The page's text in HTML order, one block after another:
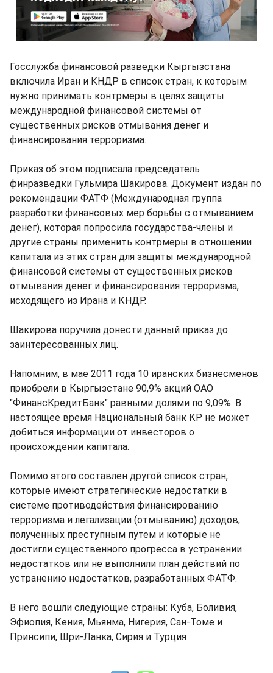
Госслужба финансовой разведки Кыргызстана
включила Иран и КНДР в список стран, к которым
нужно принимать контрмеры в целях защиты
международной финансовой системы от
существенных рисков отмывания денег и
финансирования терроризма.
Приказ об этом подписала председатель
финразведки Гульмира Шакирова. Документ издан по
рекомендации ФАТФ (Международная группа
разработки финансовых мер борьбы с отмыванием
денег), которая попросила государства-члены и
другие страны применить контрмеры в отношении
капитала из этих стран для защиты международной
финансовой системы от существенных рисков
отмывания денег и финансирования терроризма,
исходящего из Ирана и КНДР.
Шакирова поручила донести данный приказ до
заинтересованных лиц.
Напомним, в мае 2011 года 10 иранских бизнесменов
приобрели в Кыргызстане 90,9% акций ОАО
"ФинансКредитБанк" равными долями по 9,09%. В
настоящее время Национальный банк КР не может
добиться информации от инвесторов о
происхождении капитала.
Помимо этого составлен другой список стран,
которые имеют стратегические недостатки в
системе противодействия финансированию
терроризма и легализации (отмыванию) доходов,
полученных преступным путем и которые не
достигли существенного прогресса в устранении
недостатков или не выполнили план действий по
устранению недостатков, разработанных ФАТФ.
В него вошли следующие страны: Куба, Боливия,
Эфиопия, Кения, Мьянма, Нигерия, Сан-Томе и
Принсипи, Шри-Ланка, Сирия и Турция